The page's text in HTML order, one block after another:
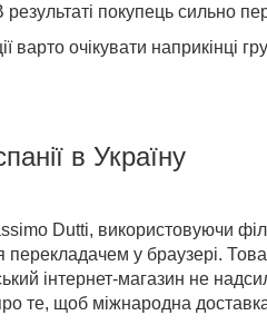
покупець сильно
варто очікувати наприкінці
в Україну
Dutti, використовуючи
перекладачем у браузері.
інтернет-магазин не
те, щоб міжнародна